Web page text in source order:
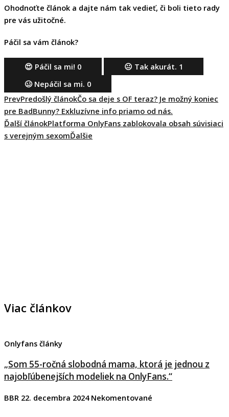
Ohodnoťte článok a dajte nám tak vedieť, či boli tieto rady
pre vás užitočné.
Páčil sa vám článok?
😍 Páčil sa mi! 0 😐 Tak akurát. 1
🥴 Nepáčil sa mi. 0
PrevPredošlý článokČo sa deje s OF teraz? Je možný koniec
pre BadBunny? Exkluzívne info priamo od nás.
Ďalší článokPlatforma OnlyFans zablokovala obsah súvisiaci
s verejným sexomĎalšie
Viac článkov
Onlyfans články
„Som 55-ročná slobodná mama, ktorá je jednou z
najobľúbenejších modeliek na OnlyFans.“
BBR 22. decembra 2024 Nekomentované